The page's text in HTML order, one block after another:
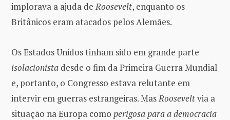
implorava a ajuda deRoosevelt, enquanto os
Britânicos eram atacados pelos Alemães.
Os Estados Unidos tinham sido em grande parte
isolacionista desde o fim da Primeira Guerra Mundial
e, portanto, o Congresso estava relutante em
intervir em guerras estrangeiras. Mas Rooseveltvia a
situação na Europa como perigosa para a democracia